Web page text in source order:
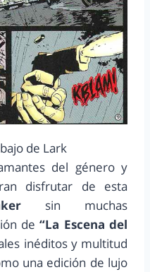
de Lark
del género y
disfrutar de esta
sin muchas
de“La Escena del
inéditos y multitud
una edición de lujo